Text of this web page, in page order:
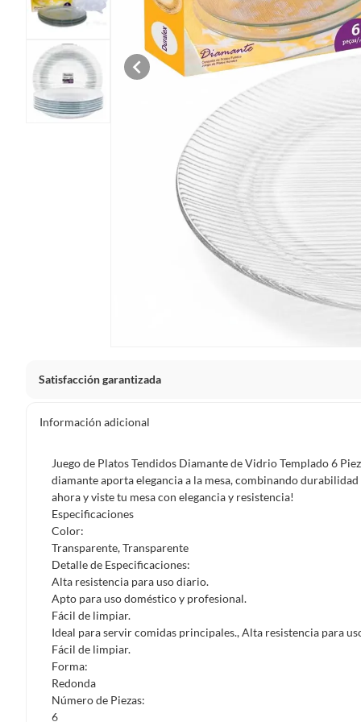
Satisfacción garantizada
pueden devolver ni cambiar. Conoce cuáles son:
Productos vendidos porFalabella, Tottus y otros
48 horas: cemento, mezclas de hormigón, morteros, yeso y
7 días: colchones y productos de combustión.
Productos vendidos por
48 horas: cemento, mezclas de hormigón, morteros, yeso y
7 días: productos eléctricos o a combustión,
máquinas.
No se pueden devolver o cambiar bajo cambio de opinión
Productos de compra internacional.
Productos comprados en Outlet Atocongo.
Productos perecibles como alimentos, bebidas,
Información adicional
Juego de Platos Tendidos Diamante de Vidrio Templado 6
diamante aporta elegancia a la mesa, combinando
ahora y viste tu mesa con elegancia y resistencia!
Especificaciones
Color:
Transparente, Transparente
Detalle de Especificaciones:
Alta resistencia para uso diario.
Apto para uso doméstico y profesional.
Fácil de limpiar.
Ideal para servir comidas principales., Alta resistencia para
Fácil de limpiar.
Forma:
Redonda
Número de Piezas:
6